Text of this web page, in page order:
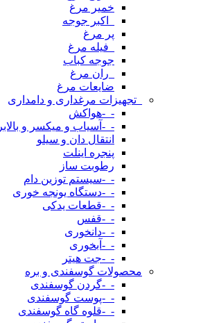
خمیر مرغ
_اکبر جوجه
پر مرغ
_فیله مرغ
جوجه کباب
_ران مرغ
ضایعات مرغ
_تجهیزات مرغداری و دامداری
-_-هواکش
-_-آسیاب و میکسر و بالابر
انتقال دان و سیلو
پنجره اینلت
رطوبت ساز
-_-سیستم توزین دام
-_-دستگاه یونجه خوری
-_-قطعات یدکی
-_-قفس
-_-دانخوری
-_-آبخوری
-_-جت هیتر
محصولات گوسفندی و بره
-_-گردن گوسفندی
-_-پوست گوسفندی
-_-قلوه گاه گوسفندی